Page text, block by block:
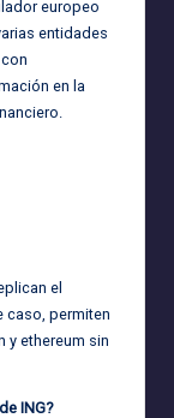
europeo
entidades
en la
el
caso, permiten
y ethereum sin
ING?